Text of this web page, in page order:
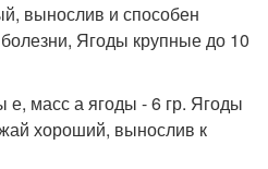
вынослив и способен
Ягоды крупные до 10
масс а ягоды - 6 гр. Ягоды
хороший, вынослив к